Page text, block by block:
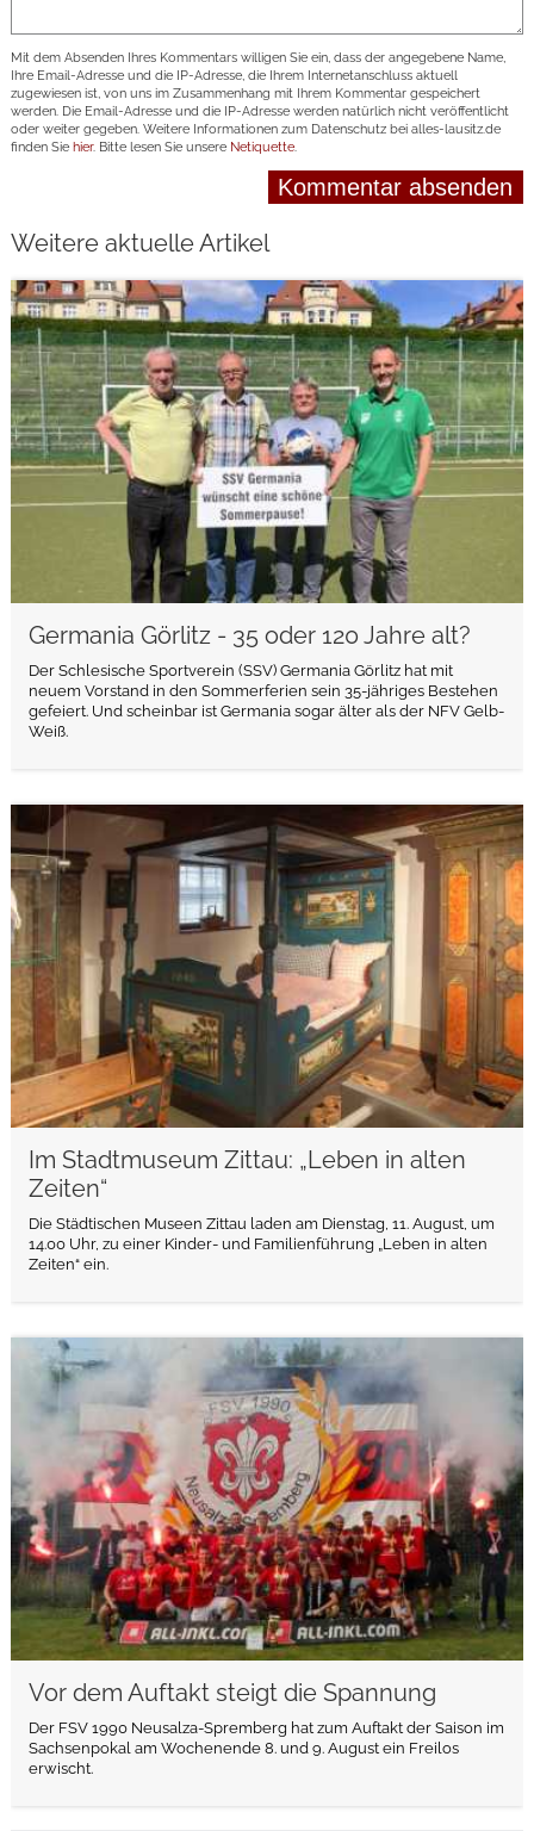
Mit dem Absenden Ihres Kommentars willigen Sie ein, dass der angegebene Name,
Ihre Email-Adresse und die IP-Adresse, die Ihrem Internetanschluss aktuell
zugewiesen ist, von uns im Zusammenhang mit Ihrem Kommentar gespeichert
werden. Die Email-Adresse und die IP-Adresse werden natürlich nicht veröffentlicht
oder weiter gegeben. Weitere Informationen zum Datenschutz bei alles-lausitz.de
finden Sie hier. Bitte lesen Sie unsere Netiquette.
Weitere aktuelle Artikel
Germania Görlitz - 35 oder 120 Jahre alt?
Der Schlesische Sportverein (SSV) Germania Görlitz hat mit
neuem Vorstand in den Sommerferien sein 35-jähriges Bestehen
gefeiert. Und scheinbar ist Germania sogar älter als der NFV Gelb-
Weiß.
weiterlesen
Im Stadtmuseum Zittau: „Leben in alten
Zeiten“
Die Städtischen Museen Zittau laden am Dienstag, 11. August, um
14.00 Uhr, zu einer Kinder- und Familienführung „Leben in alten
Zeiten“ ein.
weiterlesen
Vor dem Auftakt steigt die Spannung
Der FSV 1990 Neusalza-Spremberg hat zum Auftakt der Saison im
Sachsenpokal am Wochenende 8. und 9. August ein Freilos
erwischt.
weiterlesen